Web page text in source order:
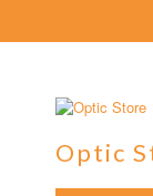
Optic